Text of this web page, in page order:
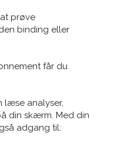
prøve
binding eller
får du
læse analyser,
din skærm. Med din
adgang til: